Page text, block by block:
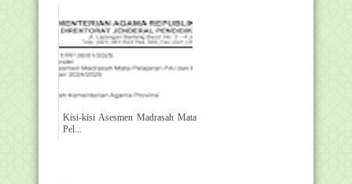
Kisi-kisi Asesmen Madrasah Mata
Pel...